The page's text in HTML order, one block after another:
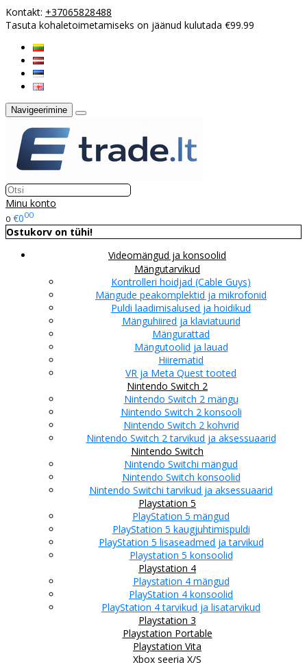
Kontakt: +37065828488
Tasuta kohaletoimetamiseks on jäänud kulutada €99.99
Navigeerimine
Minu konto
0 €000
Ostukorv on tühi!
Videomängud ja konsoolid
Mängutarvikud
Kontrolleri hoidjad (Cable Guys)
Mängude peakomplektid ja mikrofonid
Puldi laadimisalused ja hoidikud
Mänguhiired ja klaviatuurid
Mängurattad
Mängutoolid ja lauad
Hiirematid
VR ja Meta Quest tooted
Nintendo Switch 2
Nintendo Switch 2 mängu
Nintendo Switch 2 konsooli
Nintendo Switch 2 kohvrid
Nintendo Switch 2 tarvikud ja aksessuaarid
Nintendo Switch
Nintendo Switchi mängud
Nintendo Switch konsoolid
Nintendo Switchi tarvikud ja aksessuaarid
Playstation 5
PlayStation 5 mängud
PlayStation 5 kaugjuhtimispuldi
PlayStation 5 lisaseadmed ja tarvikud
Playstation 5 konsoolid
Playstation 4
Playstation 4 mängud
PlayStation 4 konsoolid
PlayStation 4 tarvikud ja lisatarvikud
Playstation 3
Playstation Portable
Playstation Vita
Xbox seeria X/S